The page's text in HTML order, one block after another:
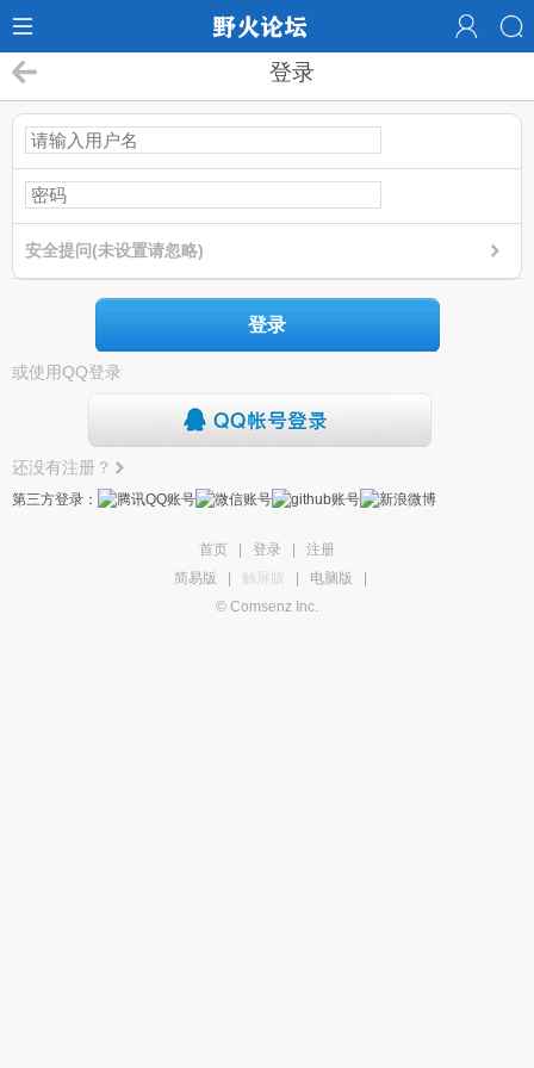
登录
安全提问(未设置请忽略)
登录
或使用QQ登录
还没有注册？
第三方登录：
首页 登录
注册
简易版
触屏版 电脑版
© Comsenz Inc.